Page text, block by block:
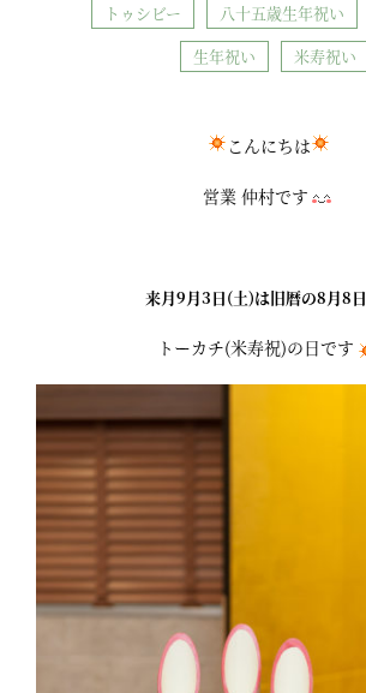
トゥシビー
八十五歳生年祝い
生年祝い
米寿祝い
こんにちは
営業 仲村です
来月9月3日(土)は旧暦の8月8日
トーカチ(米寿祝)の日です